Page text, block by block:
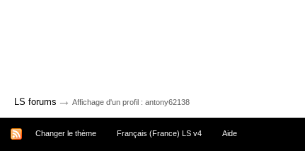
LS forums → Affichage d'un profil : antony62138
Changer le thème Français (France) LS v4 Aide